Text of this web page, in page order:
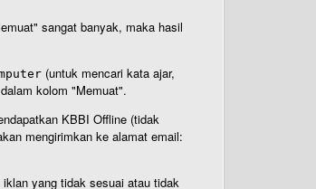
sangat banyak, maka hasil
(untuk mencari kata ajar,
kolom "Memuat".
KBBI Offline (tidak
mengirimkan ke alamat email:
yang tidak sesuai atau tidak